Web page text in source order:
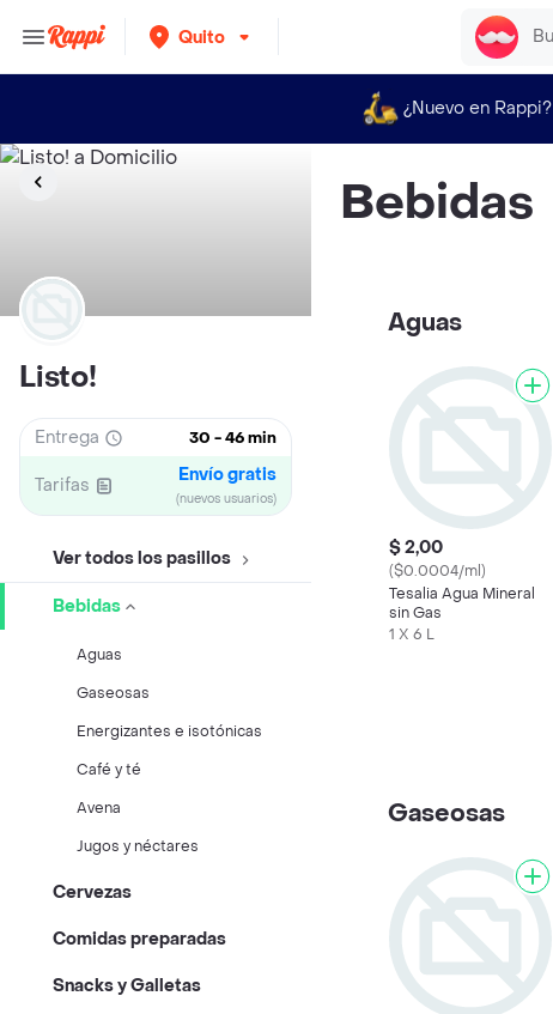
Quito
¿Nuevo en Rappi?
Listo!
Entrega 30 - 46 min
Tarifas Envío gratis
(nuevos usuarios)
Ver todos los pasillos
Bebidas
Aguas
Gaseosas
Energizantes e isotónicas
Café y té
Avena
Jugos y néctares
Cervezas
Comidas preparadas
Snacks y Galletas
Bebidas
Aguas
$ 2,00
($0.0004/ml)
Tesalia Agua Mineral
sin Gas
1 X 6 L
Gaseosas